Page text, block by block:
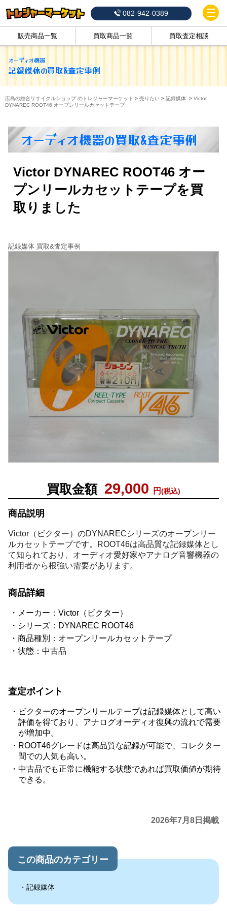
082-942-0389
販売商品一覧 買取商品一覧 買取査定相談
オーディオ機器
記録媒体の買取&査定事例
広島の総合リサイクルショップ のトレジャーマーケット > 売りたい > 記録媒体 > Victor
DYNAREC ROOT46 オープンリールカセットテープ
オーディオ機器の買取&査定事例
Victor DYNAREC ROOT46 オー
プンリールカセットテープを買
取りました
買取金額 29,000 円(税込)
商品説明
Victor（ビクター）のDYNARECシリーズのオープンリー
ルカセットテープです。ROOT46は高品質な記録媒体とし
て知られており、オーディオ愛好家やアナログ音響機器の
利用者から根強い需要があります。
商品詳細
メーカー：Victor（ビクター）
シリーズ：DYNAREC ROOT46
商品種別：オープンリールカセットテープ
状態：中古品
査定ポイント
ビクターのオープンリールテープは記録媒体として高い
評価を得ており、アナログオーディオ復興の流れで需要
が増加中。
ROOT46グレードは高品質な記録が可能で、コレクター
間での人気も高い。
中古品でも正常に機能する状態であれば買取価値が期待
できる。
2026年7月8日掲載
この商品のカテゴリー
記録媒体
記録媒体 買取&査定事例